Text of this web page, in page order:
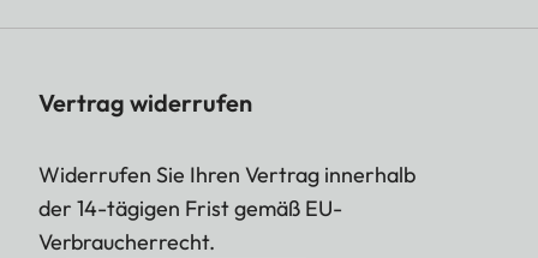
Vertrag widerrufen
Widerrufen Sie Ihren Vertrag innerhalb
der 14-tägigen Frist gemäß EU-
Verbraucherrecht.